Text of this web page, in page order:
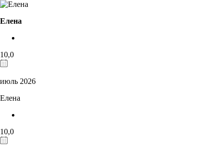
Елена
10,0
июль 2026
Елена
10,0